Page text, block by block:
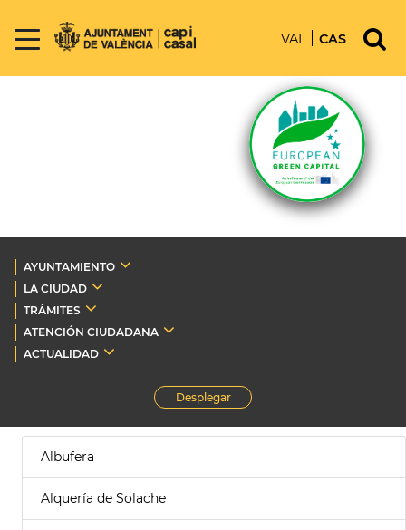
VAL CAS
AYUNTAMIENTO
LA CIUDAD
TRÁMITES
ATENCIÓN CIUDADANA
ACTUALIDAD
Desplegar
Albufera
Alquería de Solache